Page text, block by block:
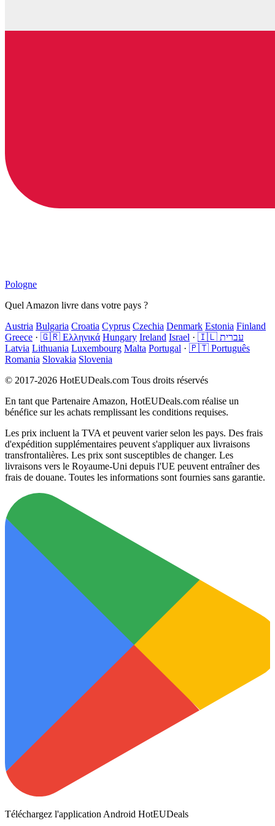
Pologne
Quel Amazon livre dans votre pays ?
Austria Bulgaria Croatia Cyprus Czechia Denmark Estonia Finland
Greece · 🇬🇷 Ελληνικά Hungary Ireland Israel ·
🇮🇱 עברית
Latvia Lithuania Luxembourg Malta Portugal · 🇵🇹 Português
Romania Slovakia Slovenia
© 2017-2026 HotEUDeals.com Tous droits réservés
En tant que Partenaire Amazon, HotEUDeals.com réalise un
bénéfice sur les achats remplissant les conditions requises.
Les prix incluent la TVA et peuvent varier selon les pays. Des frais
d'expédition supplémentaires peuvent s'appliquer aux livraisons
transfrontalières. Les prix sont susceptibles de changer. Les
livraisons vers le Royaume-Uni depuis l'UE peuvent entraîner des
frais de douane. Toutes les informations sont fournies sans garantie.
Téléchargez l'application Android HotEUDeals